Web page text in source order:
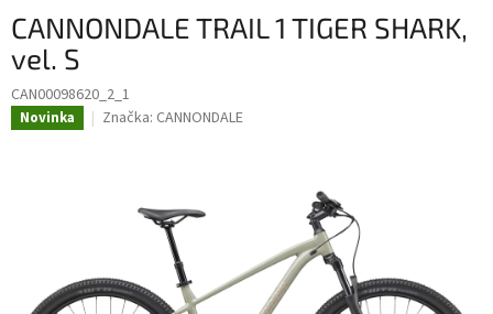
CANNONDALE TRAIL 1 TIGER SHARK,
vel. S
CAN00098620_2_1
Novinka Značka: CANNONDALE